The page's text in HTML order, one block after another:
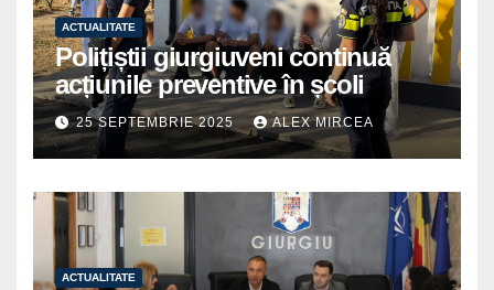
ACTUALITATE
Polițiștii giurgiuveni continuă
acțiunile preventive în școli
25 SEPTEMBRIE 2025 ALEX MIRCEA
ACTUALITATE